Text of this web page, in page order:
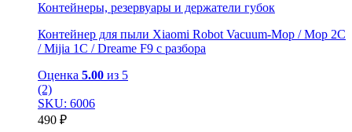
Контейнеры, резервуары и держатели губок
Контейнер для пыли Xiaomi Robot Vacuum-Mop / Mop 2C
/ Mijia 1C / Dreame F9 с разбора
Оценка 5.00 из 5
(2)
SKU: 6006
490 ₽